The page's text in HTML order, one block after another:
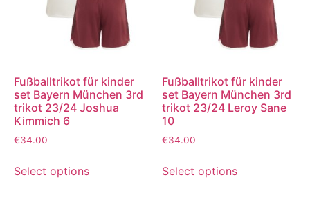
Fußballtrikot für kinder
set Bayern München 3rd
trikot 23/24 Joshua
Kimmich 6
€34.00
Select options
Fußballtrikot für kinder
set Bayern München 3rd
trikot 23/24 Leroy Sane
10
€34.00
Select options